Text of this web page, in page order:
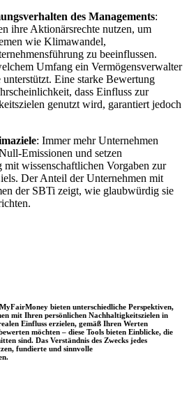
des Managements:
ihre Aktionärsrechte nutzen, um
wie Klimawandel,
zu beeinflussen.
Umfang ein Vermögensverwalter
unterstützt. Eine starke Bewertung
dass Einfluss zur
genutzt wird, garantiert jedoch
: Immer mehr Unternehmen
Emissionen und setzen
wissenschaftlichen Vorgaben zur
Der Anteil der Unternehmen mit
der SBTi zeigt, wie glaubwürdig sie
bieten unterschiedliche Perspektiven,
mit Ihren persönlichen Nachhaltigkeitszielen in
Einfluss erzielen, gemäß Ihren Werten
möchten – diese Tools bieten Einblicke, die
sind. Das Verständnis des Zwecks jedes
fundierte und sinnvolle